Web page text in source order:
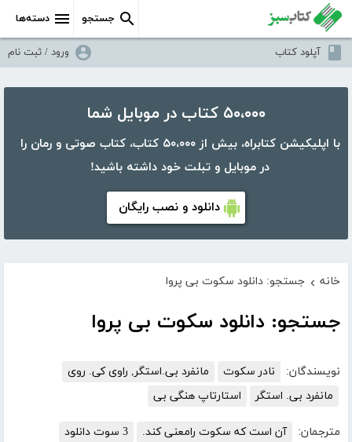
دسته‌ها جستجو
آپلود کتاب ورود / ثبت نام
۵۰،۰۰۰ کتاب در موبایل شما
با اپلیکیشن کتابراه، بیش از ۵۰،۰۰۰ کتاب، کتاب صوتی و رمان را
در موبایل و تبلت خود داشته باشید!
دانلود و نصب رایگان
خانه › جستجو: دانلود سکوت بی پروا
جستجو: دانلود سکوت بی پروا
نویسندگان: نادر سکوت
مانفرد بی.استگر, راوی کی. روی
مانفرد بی. استگر
استارتاپ هنگی بی
مترجمان: آن است که سکوت رامعنی کند.
3 سوت دانلود